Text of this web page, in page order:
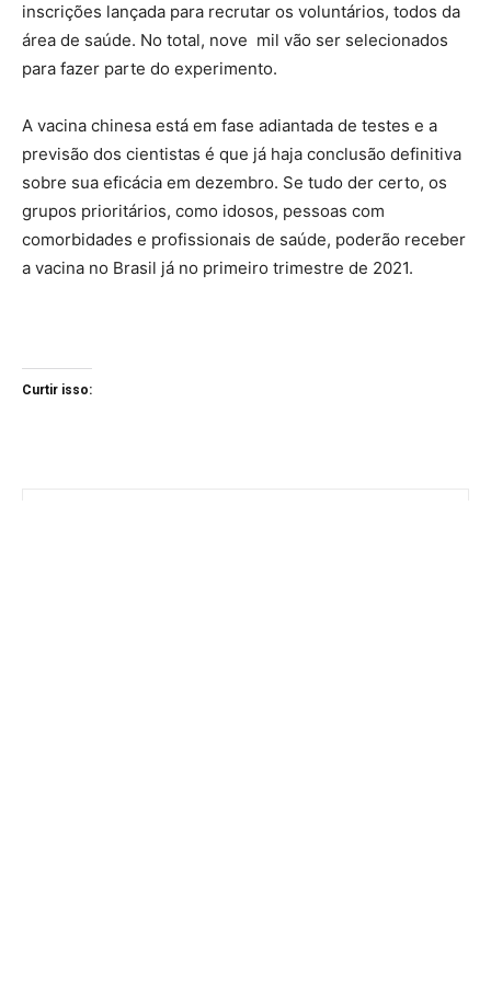
inscrições lançada para recrutar os voluntários, todos da
área de saúde. No total, nove mil vão ser selecionados
para fazer parte do experimento.
A vacina chinesa está em fase adiantada de testes e a
previsão dos cientistas é que já haja conclusão definitiva
sobre sua eficácia em dezembro. Se tudo der certo, os
grupos prioritários, como idosos, pessoas com
comorbidades e profissionais de saúde, poderão receber
a vacina no Brasil já no primeiro trimestre de 2021.
Curtir isso: